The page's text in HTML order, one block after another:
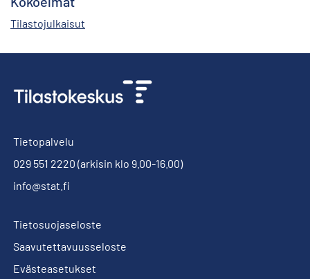
Tilastojulkaisut
Tietopalvelu
029 551 2220 (arkisin klo 9.00-16.00)
info@stat.fi
Tietosuojaseloste
Saavutettavuusseloste
Evästeasetukset